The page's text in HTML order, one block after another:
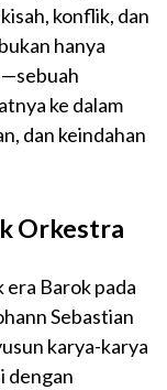
konflik, dan
hanya
ke dalam
dan keindahan
Orkestra
era Barok pada
Sebastian
karya-karya
dengan